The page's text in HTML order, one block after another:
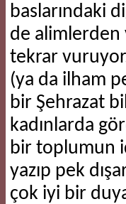
baslarındaki
de alimlerden
tekrar
(ya da ilham
bir Şehrazat
kadınlarda
bir toplumun
yazıp pek
çok iyi bir